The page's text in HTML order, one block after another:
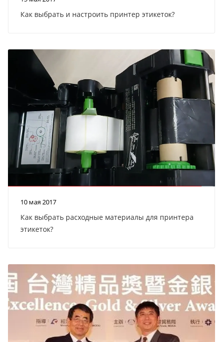
Как выбрать и настроить принтер этикеток?
10 мая 2017
Как выбрать расходные материалы для принтера
этикеток?